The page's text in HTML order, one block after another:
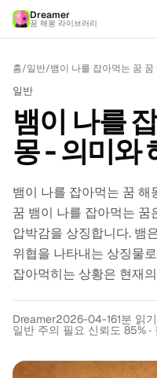
Dreamer
꿈 해몽 라이브러리
홈/일반/뱀이 나를 잡아먹는 꿈
일반
뱀이 나를
몽 - 의미와
뱀이 나를 잡아먹는 꿈
꿈 뱀이 나를 잡아먹는 꿈
압박감을 상징합니다. 뱀
위협을 나타내는 상징물
잡아먹히는 상황은 현재
Dreamer2026-04-161분 읽기
일반 주의 필요 신뢰도 85% ·